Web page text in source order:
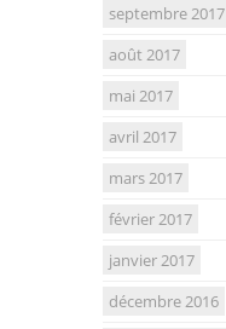
septembre 2017
août 2017
mai 2017
avril 2017
mars 2017
février 2017
janvier 2017
décembre 2016